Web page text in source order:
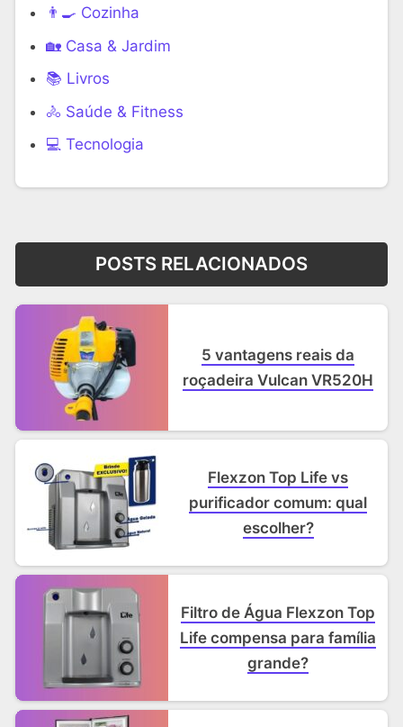
👨‍🍳 Cozinha
🏡 Casa & Jardim
📚 Livros
🚴 Saúde & Fitness
‍💻 Tecnologia
POSTS RELACIONADOS
5 vantagens reais da
roçadeira Vulcan VR520H
Flexzon Top Life vs
purificador comum: qual
escolher?
Filtro de Água Flexzon Top
Life compensa para família
grande?